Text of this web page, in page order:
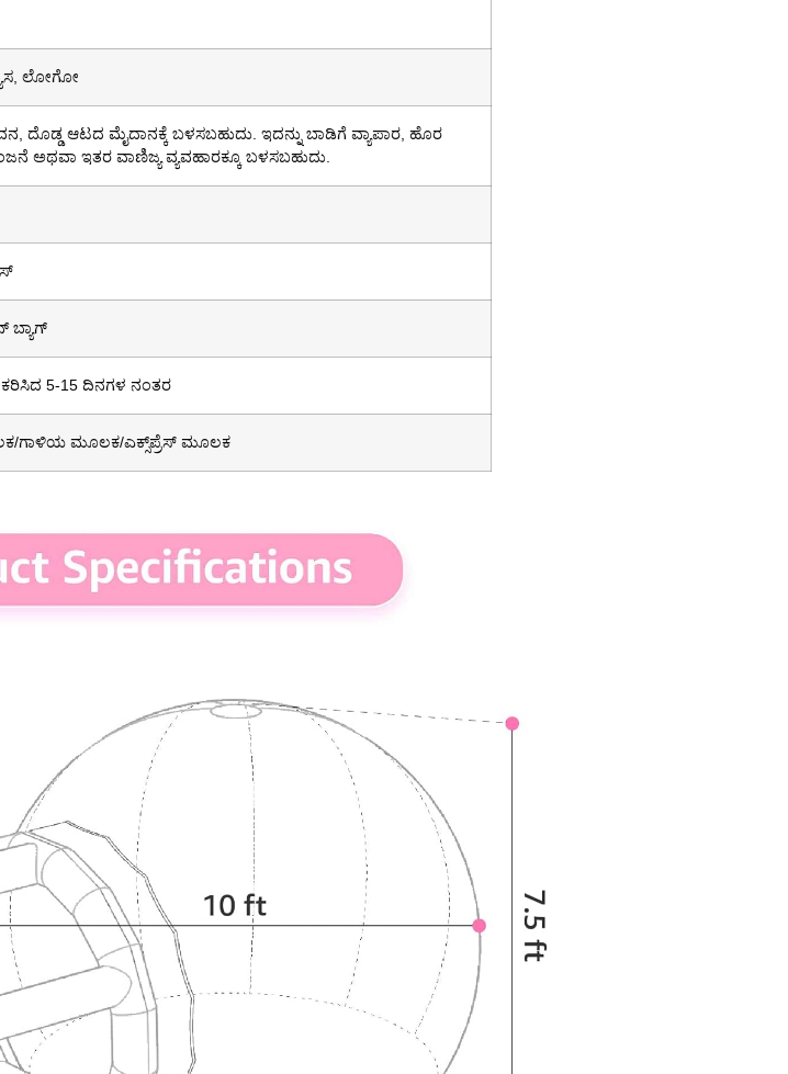
ಲೋಗೋ
ದೊಡ್ಡ ಆಟದ ಮೈದಾನಕ್ಕೆ ಬಳಸಬಹುದು. ಇದನ್ನು ಬಾಡಿಗೆ ವ್ಯಾಪಾರ, ಹೊರ
ಅಥವಾ ಇತರ ವಾಣಿಜ್ಯ ವ್ಯವಹಾರಕ್ಕೂ ಬಳಸಬಹುದು.
ಬ್ಯಾಗ್
5-15 ದಿನಗಳ ನಂತರ
ಗಾಳಿಯ ಮೂಲಕ/ಎಕ್ಸ್‌ಪ್ರೆಸ್ ಮೂಲಕ